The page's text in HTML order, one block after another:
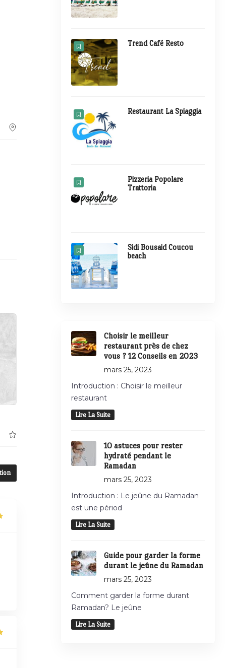
Trend Café Resto
Restaurant La Spiaggia
Pizzeria Popolare
Trattoria
Sidi Bousaid Coucou
beach
Choisir le meilleur
restaurant près de chez
vous ? 12 Conseils en 2023
mars 25, 2023
Introduction : Choisir le meilleur
restaurant
Lire La Suite
10 astuces pour rester
hydraté pendant le
Ramadan
mars 25, 2023
Introduction : Le jeûne du Ramadan
est une périod
Lire La Suite
Guide pour garder la forme
durant le jeûne du Ramadan
mars 25, 2023
Comment garder la forme durant
Ramadan? Le jeûne
Lire La Suite